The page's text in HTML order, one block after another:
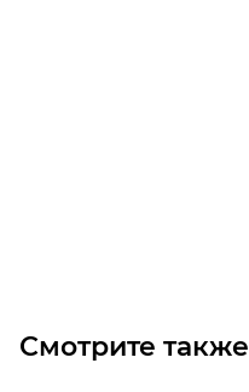
Смотрите также